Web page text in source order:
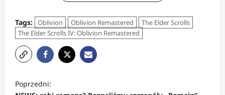
Tags: Oblivion Oblivion Remastered
The Elder Scrolls
The Elder Scrolls IV: Oblivion Remastered
Poprzedni: